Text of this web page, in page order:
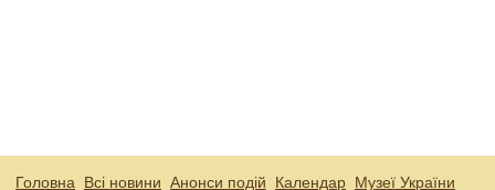
Головна Всі новини Анонси подій Календар Музеї України